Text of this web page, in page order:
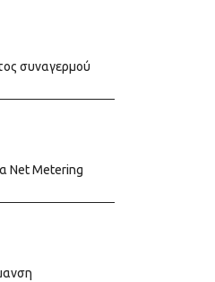
συναγερμού
Net Metering